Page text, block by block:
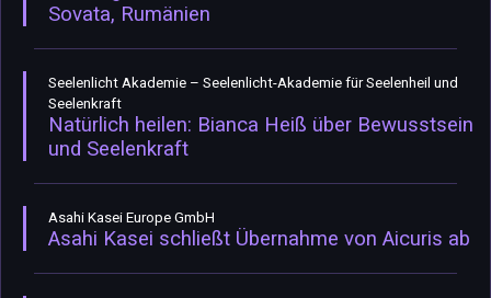
Sovata, Rumänien
Seelenlicht Akademie – Seelenlicht-Akademie für Seelenheil und
Seelenkraft
Natürlich heilen: Bianca Heiß über Bewusstsein
und Seelenkraft
Asahi Kasei Europe GmbH
Asahi Kasei schließt Übernahme von Aicuris ab